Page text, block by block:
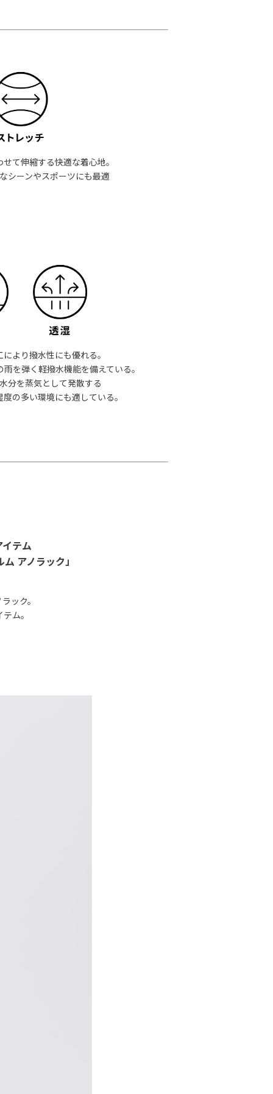
て伸縮する快適な着心地。
シーンやスポーツにも最適
より撥水性にも優れる。
を弾く軽撥水機能を備えている。
分を蒸気として発散する
の多い環境にも適している。
テム
アノラック」
ック。
ム。